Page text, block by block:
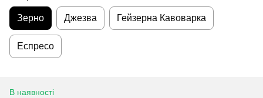
Зерно Джезва Гейзерна Кавоварка
Еспресо
В наявності